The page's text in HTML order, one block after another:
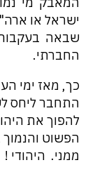
ישראל או
שבאה
החברתי.
כך, מאז ימי
התחבר ליחס
להפוך את
הפשוט והנמוך
ממני. היהודי !